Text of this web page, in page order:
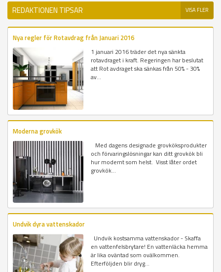
REDAKTIONEN TIPSAR VISA FLER
Nya regler för Rotavdrag från Januari 2016
1 januari 2016 träder det nya sänkta
rotavdraget i kraft. Regeringen har beslutat
att Rot avdraget ska sänkas från 50% - 30%
av...
Moderna grovkök
Med dagens designade grovköksprodukter
och förvaringslösningar kan ditt grovkök bli
hur modernt som helst. Visst låter ordet
grovkök...
Undvik dyra vattenskador
Undvik kostsamma vattenskador - Skaffa
en vattenfelsbrytare! En vattenläcka hemma
är lika oväntad som ovälkommen.
Efterföljden blir dryg...